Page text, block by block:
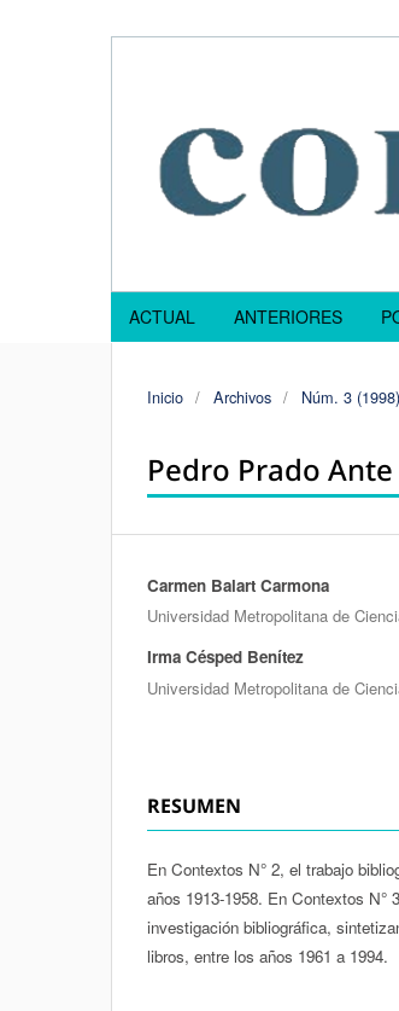
ACTUAL ANTERIORES
Inicio / Archivos / Núm. 3 (1998)
Pedro Prado
Autores/as
Carmen Balart Carmona
Universidad Metropolitana de
Irma Césped Benítez
Universidad Metropolitana de
RESUMEN
En Contextos N° 2, el trabajo
años 1913-1958. En Contextos N°
investigación bibliográfica,
libros, entre los años 1961 a 1994.